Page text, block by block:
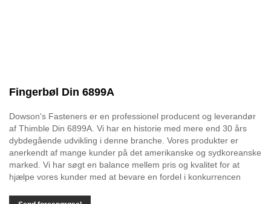
Fingerbøl Din 6899A
Dowson's Fasteners er en professionel producent og leverandør
af Thimble Din 6899A. Vi har en historie med mere end 30 års
dybdegående udvikling i denne branche. Vores produkter er
anerkendt af mange kunder på det amerikanske og sydkoreanske
marked. Vi har søgt en balance mellem pris og kvalitet for at
hjælpe vores kunder med at bevare en fordel i konkurrencen